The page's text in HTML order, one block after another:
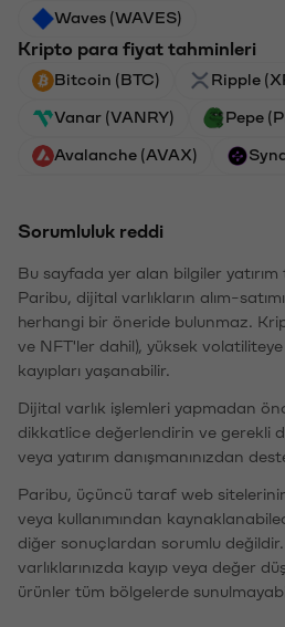
Waves (WAVES)
Kripto para fiyat tahminleri
Bitcoin (BTC) Ripple
Vanar (VANRY) Pepe
Avalanche (AVAX)
Sorumluluk reddi
Bu sayfada yer alan bilgiler
Paribu, dijital varlıkların alım-
herhangi bir öneride bulunmaz.
ve NFT'ler dahil), yüksek
kayıpları yaşanabilir.
Dijital varlık işlemleri yapmadan
dikkatlice değerlendirin ve gerekli
veya yatırım danışmanınızdan
Paribu, üçüncü taraf web
veya kullanımından
diğer sonuçlardan sorumlu değildir.
varlıklarınızda kayıp veya değer
ürünler tüm bölgelerde